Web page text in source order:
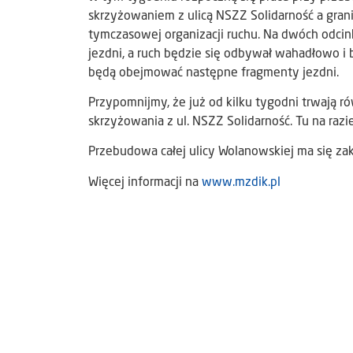
skrzyżowaniem z ulicą NSZZ Solidarność a
tymczasowej organizacji ruchu. Na dwóch
jezdni, a ruch będzie się odbywał wahadłowo
będą obejmować następne fragmenty jezdni.
Przypomnijmy, że już od kilku tygodni trwają
skrzyżowania z ul. NSZZ Solidarność. Tu na
Przebudowa całej ulicy Wolanowskiej ma się
Więcej informacji na www.mzdik.pl